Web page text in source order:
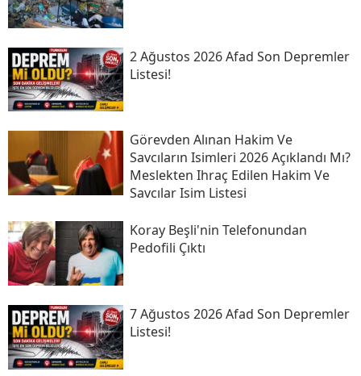
2 Ağustos 2026 Afad Son Depremler
Listesi!
Görevden Alınan Hakim Ve
Savcıların Isimleri 2026 Açıklandı Mı?
Meslekten Ihraç Edilen Hakim Ve
Savcılar Isim Listesi
Koray Beşli'nin Telefonundan
Pedofili Çıktı
7 Ağustos 2026 Afad Son Depremler
Listesi!